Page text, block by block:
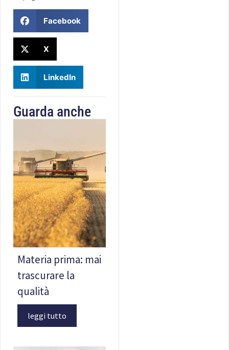
Facebook
X
LinkedIn
Guarda anche
Materia prima: mai
trascurare la
qualità
leggi tutto